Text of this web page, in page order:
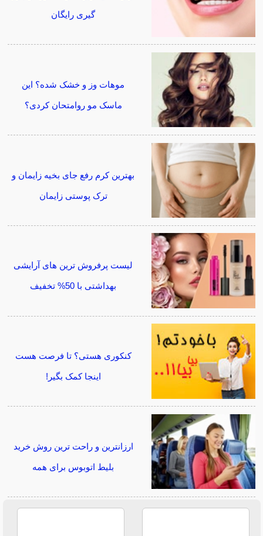
گیری رایگان
موهات وز و خشک شده؟ این
ماسک مو روامتحان کردی؟
بهترین کرم رفع جای بخیه زایمان و
ترک پوستی زایمان
لیست پرفروش ترین های آرایشی
بهداشتی با 50% تخفیف
کنکوری هستی؟ تا فرصت هست
اینجا کمک بگیر!
ارزانترین و راحت ترین روش خرید
بلیط اتوبوس برای همه